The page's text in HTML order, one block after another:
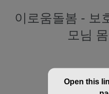
이로움돌봄 - 보
모님